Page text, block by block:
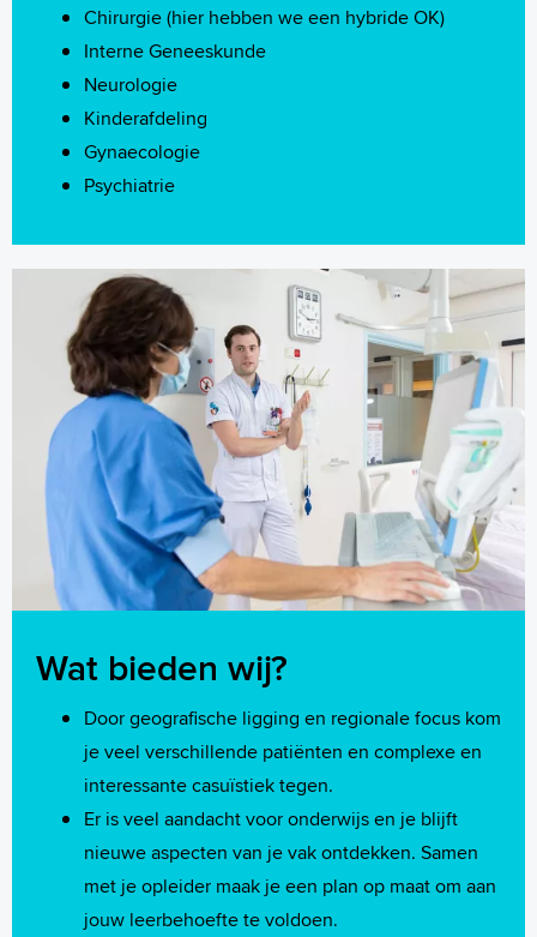
Chirurgie (hier hebben we een hybride OK)
Interne Geneeskunde
Neurologie
Kinderafdeling
Gynaecologie
Psychiatrie
Wat bieden wij?
Door geografische ligging en regionale focus kom
je veel verschillende patiënten en complexe en
interessante casuïstiek tegen.
Er is veel aandacht voor onderwijs en je blijft
nieuwe aspecten van je vak ontdekken. Samen
met je opleider maak je een plan op maat om aan
jouw leerbehoefte te voldoen.